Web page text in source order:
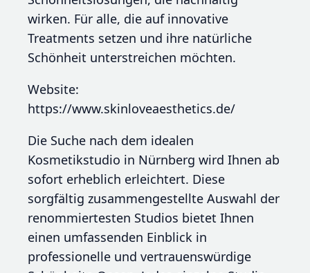
wirken. Für alle, die auf innovative
Treatments setzen und ihre natürliche
Schönheit unterstreichen möchten.
Website:
https://www.skinloveaesthetics.de/
Die Suche nach dem idealen
Kosmetikstudio in Nürnberg wird Ihnen ab
sofort erheblich erleichtert. Diese
sorgfältig zusammengestellte Auswahl der
renommiertesten Studios bietet Ihnen
einen umfassenden Einblick in
professionelle und vertrauenswürdige